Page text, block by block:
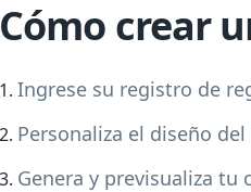
Cómo crear
Ingrese su registro de
Personaliza el diseño
Genera y previsualiza tu